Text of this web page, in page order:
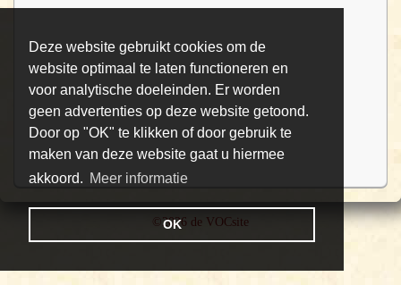
Deze website gebruikt cookies om de
website optimaal te laten functioneren en
voor analytische doeleinden. Er worden
geen advertenties op deze website getoond.
Door op "OK" te klikken of door gebruik te
maken van deze website gaat u hiermee
akkoord. Meer informatie
OK
©2026 de VOCsite